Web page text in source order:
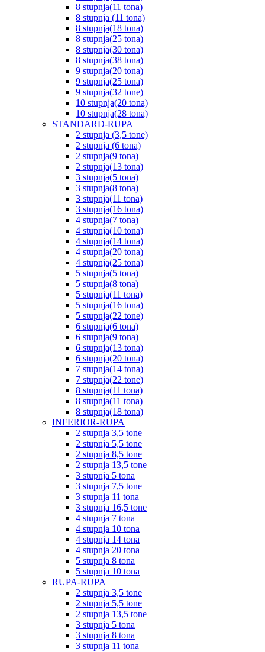
8 stupnja(11 tona)
8 stupnja (11 tona)
8 stupnja(18 tona)
8 stupnja(25 tona)
8 stupnja(30 tona)
8 stupnja(38 tona)
9 stupnja(20 tona)
9 stupnja(25 tona)
9 stupnja(32 tone)
10 stupnja(20 tona)
10 stupnja(28 tona)
STANDARD-RUPA
2 stupnja (3,5 tone)
2 stupnja (6 tona)
2 stupnja(9 tona)
2 stupnja(13 tona)
3 stupnja(5 tona)
3 stupnja(8 tona)
3 stupnja(11 tona)
3 stupnja(16 tona)
4 stupnja(7 tona)
4 stupnja(10 tona)
4 stupnja(14 tona)
4 stupnja(20 tona)
4 stupnja(25 tona)
5 stupnja(5 tona)
5 stupnja(8 tona)
5 stupnja(11 tona)
5 stupnja(16 tona)
5 stupnja(22 tone)
6 stupnja(6 tona)
6 stupnja(9 tona)
6 stupnja(13 tona)
6 stupnja(20 tona)
7 stupnja(14 tona)
7 stupnja(22 tone)
8 stupnja(11 tona)
8 stupnja(11 tona)
8 stupnja(18 tona)
INFERIOR-RUPA
2 stupnja 3,5 tone
2 stupnja 5,5 tone
2 stupnja 8,5 tone
2 stupnja 13,5 tone
3 stupnja 5 tona
3 stupnja 7,5 tone
3 stupnja 11 tona
3 stupnja 16,5 tone
4 stupnja 7 tona
4 stupnja 10 tona
4 stupnja 14 tona
4 stupnja 20 tona
5 stupnja 8 tona
5 stupnja 10 tona
RUPA-RUPA
2 stupnja 3,5 tone
2 stupnja 5,5 tone
2 stupnja 13,5 tone
3 stupnja 5 tona
3 stupnja 8 tona
3 stupnja 11 tona